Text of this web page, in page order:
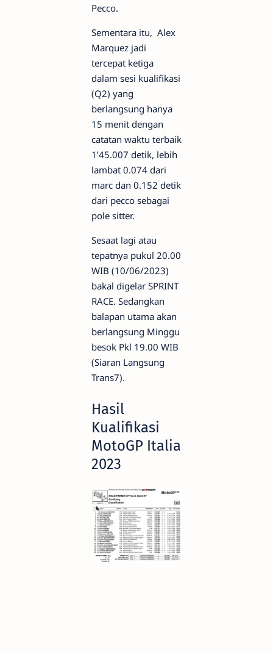
Pecco.
Sementara itu, Alex
Marquez jadi
tercepat ketiga
dalam sesi kualifikasi
(Q2) yang
berlangsung hanya
15 menit dengan
catatan waktu terbaik
1’45.007 detik, lebih
lambat 0.074 dari
marc dan 0.152 detik
dari pecco sebagai
pole sitter.
Sesaat lagi atau
tepatnya pukul 20.00
WIB (10/06/2023)
bakal digelar SPRINT
RACE. Sedangkan
balapan utama akan
berlangsung Minggu
besok Pkl 19.00 WIB
(Siaran Langsung
Trans7).
Hasil
Kualifikasi
MotoGP Italia
2023